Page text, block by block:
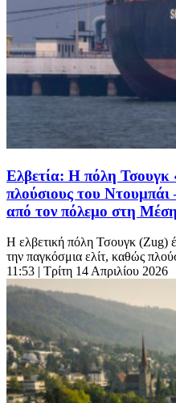
Ελβετία: Η πόλη Τσουγκ
πλούσιους του
από τον πόλεμο στη
Η ελβετική πόλη Τσουγκ (Zug)
την παγκόσμια ελίτ, καθώς
11:53 | Τρίτη 14 Απριλίου 2026